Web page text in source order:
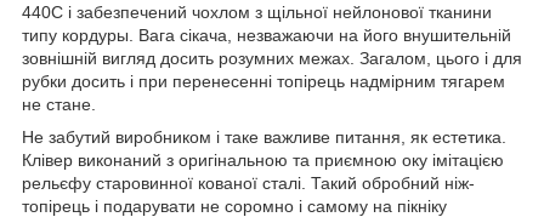
440С і забезпечений чохлом з щільної нейлонової тканини
типу кордуры. Вага сікача, незважаючи на його внушительній
зовнішній вигляд досить розумних межах. Загалом, цього і для
рубки досить і при перенесенні топірець надмірним тягарем
не стане.
Не забутий виробником і таке важливе питання, як естетика.
Клівер виконаний з оригінальною та приємною оку імітацією
рельєфу старовинної кованої сталі. Такий обробний ніж-
топірець і подарувати не соромно і самому на пікніку